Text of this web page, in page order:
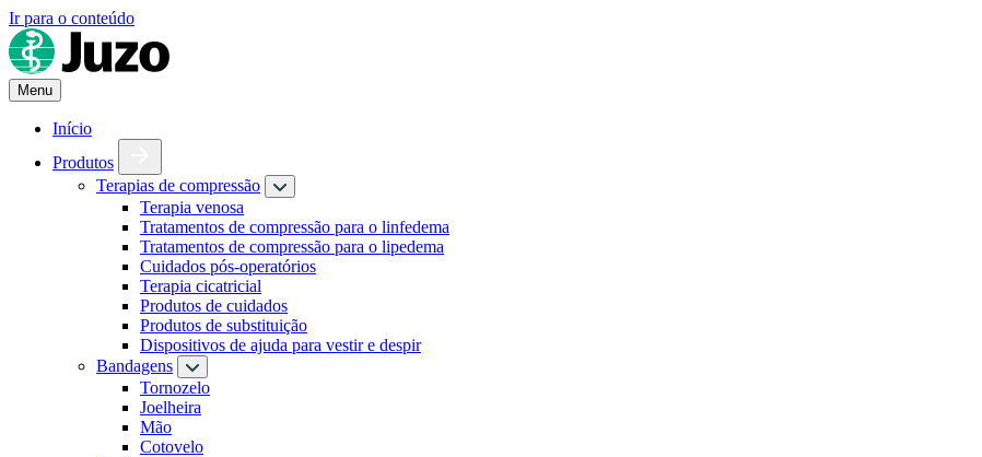
Ir para o conteúdo
Menu
Início
Produtos
Terapias de compressão
Terapia venosa
Tratamentos de compressão para o linfedema
Tratamentos de compressão para o lipedema
Cuidados pós-operatórios
Terapia cicatricial
Produtos de cuidados
Produtos de substituição
Dispositivos de ajuda para vestir e despir
Bandagens
Tornozelo
Joelheira
Mão
Cotovelo